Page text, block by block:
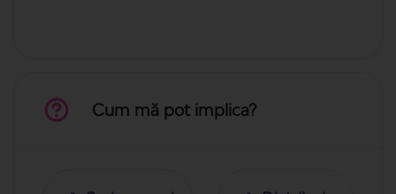
Cum mă pot implica?